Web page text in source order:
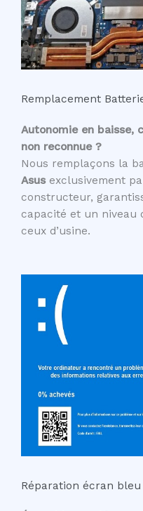
Remplacement
Autonomie en baisse,
non reconnue ?
Nous remplaçons la
Asusexclusivement
constructeur,
capacité et un niveau
ceux d’usine.
Réparation écran bleu